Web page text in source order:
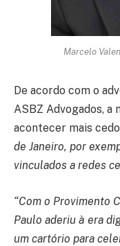
Marcelo
De acordo com o
ASBZ Advogados, a
acontecer mais
de Janeiro, por
vinculados a redes
“Com o Provimento
Paulo aderiu à era
um cartório para